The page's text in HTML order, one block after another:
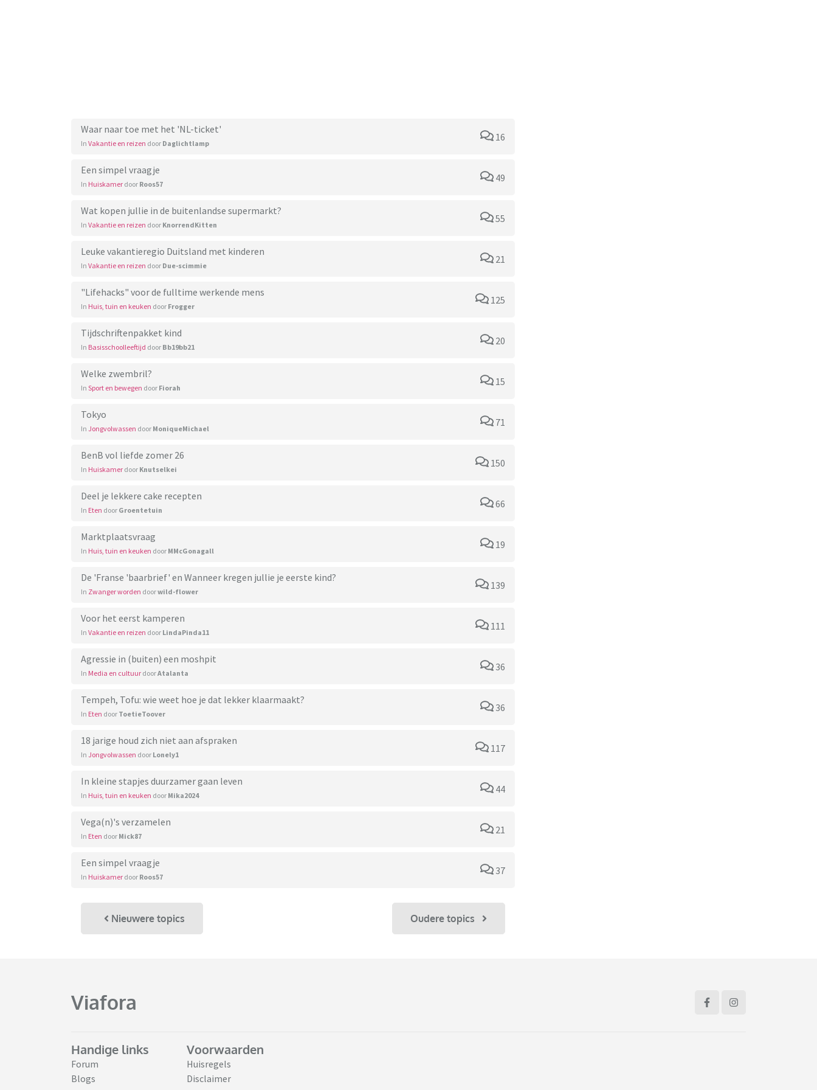
Waar naar toe met het 'NL-ticket'
In Vakantie en reizen door Daglichtlamp
16
Een simpel vraagje
In Huiskamer door Roos57
49
Wat kopen jullie in de buitenlandse supermarkt?
In Vakantie en reizen door KnorrendKitten
55
Leuke vakantieregio Duitsland met kinderen
In Vakantie en reizen door Due-scimmie
21
"Lifehacks" voor de fulltime werkende mens
In Huis, tuin en keuken door Frogger
125
Tijdschriftenpakket kind
In Basisschoolleeftijd door Bb19bb21
20
Welke zwembril?
In Sport en bewegen door Fiorah
15
Tokyo
In Jongvolwassen door MoniqueMichael
71
BenB vol liefde zomer 26
In Huiskamer door Knutselkei
150
Deel je lekkere cake recepten
In Eten door Groentetuin
66
Marktplaatsvraag
In Huis, tuin en keuken door MMcGonagall
19
De 'Franse 'baarbrief' en Wanneer kregen jullie je eerste kind?
In Zwanger worden doorwild-flower
139
Voor het eerst kamperen
In Vakantie en reizen door LindaPinda11
111
Agressie in (buiten) een moshpit
In Media en cultuur doorAtalanta
36
Tempeh, Tofu: wie weet hoe je dat lekker klaarmaakt?
In Eten door ToetieToover
36
18 jarige houd zich niet aan afspraken
In Jongvolwassen door Lonely1
117
In kleine stapjes duurzamer gaan leven
In Huis, tuin en keuken door Mika2024
44
Vega(n)'s verzamelen
In Eten door Mick87
21
Een simpel vraagje
In Huiskamer door Roos57
37
Nieuwere topics Oudere topics
Viafora
Handige links
Forum
Blogs
Voorwaarden
Huisregels
Disclaimer